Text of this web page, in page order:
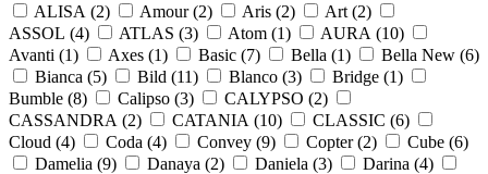
ALISA (2) Amour (2) Aris (2) Art (2)
ASSOL (4) ATLAS (3) Atom (1) AURA (10)
Avanti (1) Axes (1) Basic (7) Bella (1) Bella New (6)
Bianca (5) Bild (11) Blanco (3) Bridge (1)
Bumble (8) Calipso (3) CALYPSO (2)
CASSANDRA (2) CATANIA (10) CLASSIC (6)
Cloud (4) Coda (4) Convey (9) Copter (2) Cube (6)
Damelia (9) Danaya (2) Daniela (3) Darina (4)